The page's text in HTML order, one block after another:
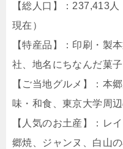
【総人口】：237,413
現在）
【特産品】：印刷・製
社、地名にちなんだ菓
【ご当地グルメ】：本
味・和食、東京大学周
【人気のお土産】：レ
郷焼、ジャンヌ、白山